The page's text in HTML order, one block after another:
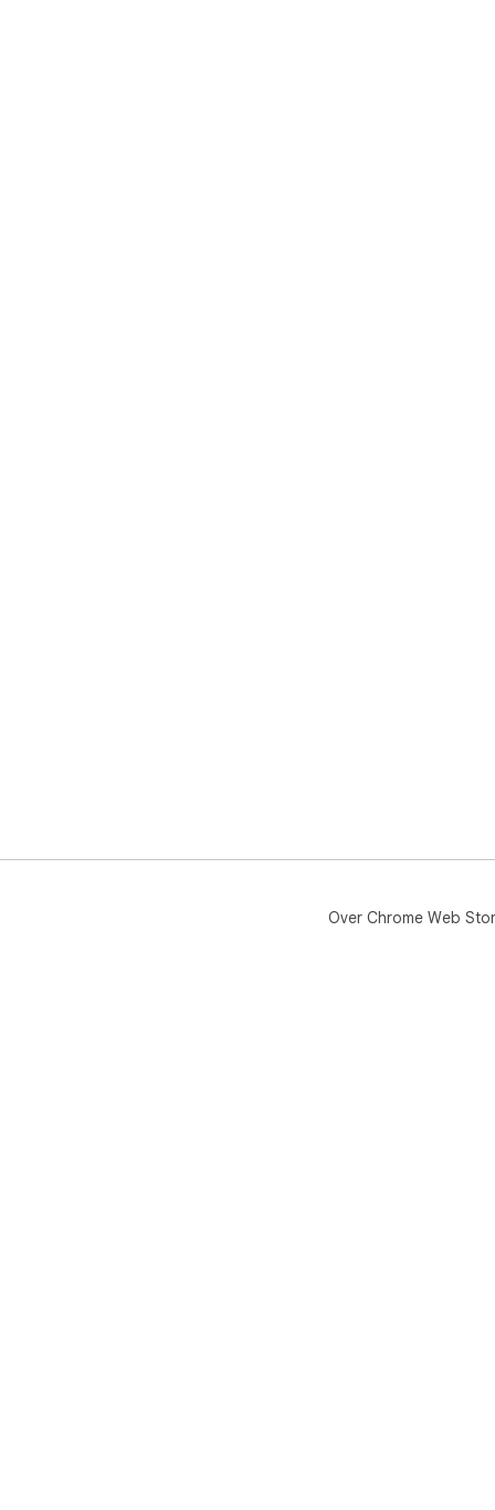
Over Chrome Web